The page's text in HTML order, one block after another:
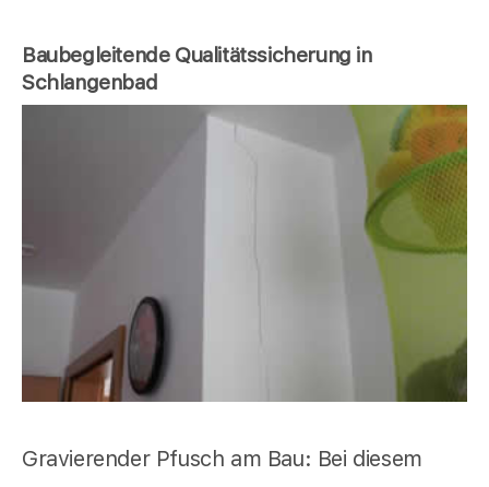
Baubegleitende Qualitätssicherung in
Schlangenbad
Gravierender Pfusch am Bau: Bei diesem